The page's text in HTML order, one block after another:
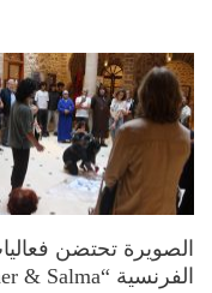
الصويرة تحتضن
الفرنسية “Esther & Salma”